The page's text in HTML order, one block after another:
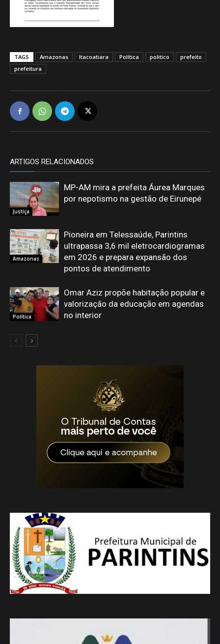
TAGS Amazonas Itacoatiara Política politico
prefeito
prefeitura
ARTIGOS RELACIONADOS
Justiça
MP-AM mira a prefeita Áurea Marques
por nepotismo na gestão de Eirunepé
Amazonas
Pioneira em Telessaúde, Parintins
ultrapassa 3,6 mil eletrocardiogramas
em 2026 e prepara expansão dos
pontos de atendimento
Política
Omar Aziz propõe habitação popular e
valorização da educação em agendas
no interior